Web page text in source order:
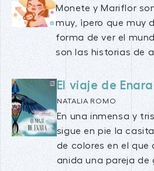
Monete y Mariflor
muy, ¡pero que muy
forma de ver el
son las historias de
El viaje de Enara
NATALIA ROMO
En una inmensa y
sigue en pie la
de colores en el que
anida una pareja de